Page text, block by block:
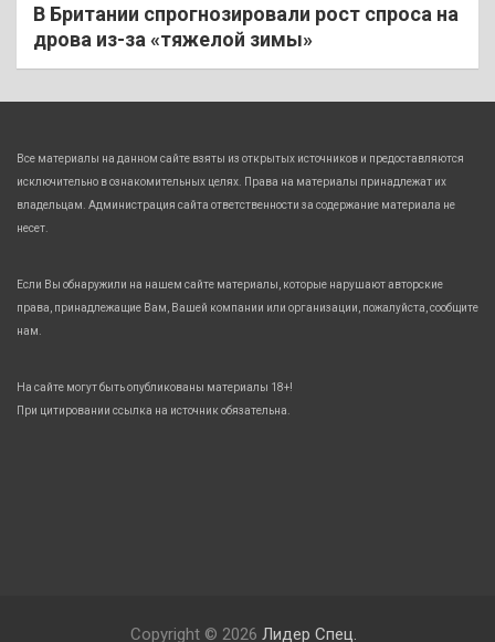
В Британии спрогнозировали рост спроса на
дрова из-за «тяжелой зимы»
Все материалы на данном сайте взяты из открытых источников и предоставляются
исключительно в ознакомительных целях. Права на материалы принадлежат их
владельцам. Администрация сайта ответственности за содержание материала не
несет.
Если Вы обнаружили на нашем сайте материалы, которые нарушают авторские
права, принадлежащие Вам, Вашей компании или организации, пожалуйста, сообщите
нам.
На сайте могут быть опубликованы материалы 18+!
При цитировании ссылка на источник обязательна.
Copyright © 2026 Лидер Спец.